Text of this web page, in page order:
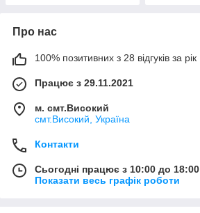
Про нас
100% позитивних з 28 відгуків за рік
Працює з 29.11.2021
м. смт.Високий
смт.Високий, Україна
Контакти
Сьогодні працює з 10:00 до 18:00
Показати весь графік роботи